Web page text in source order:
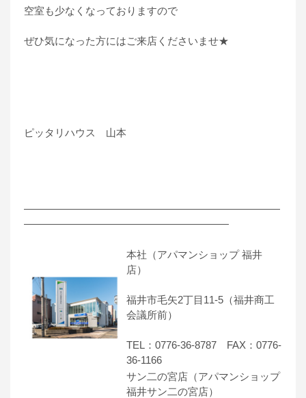
空室も少なくなっておりますので
ぜひ気になった方にはご来店くださいませ★
ピッタリハウス 山本
―――――――――――――――――――――――――
――――――――――――――――――――
本社（アパマンショップ 福井
店）
福井市毛矢2丁目11-5（福井商工
会議所前）
TEL：0776-36-8787 FAX：0776-
36-1166
サン二の宮店（アパマンショップ
福井サン二の宮店）